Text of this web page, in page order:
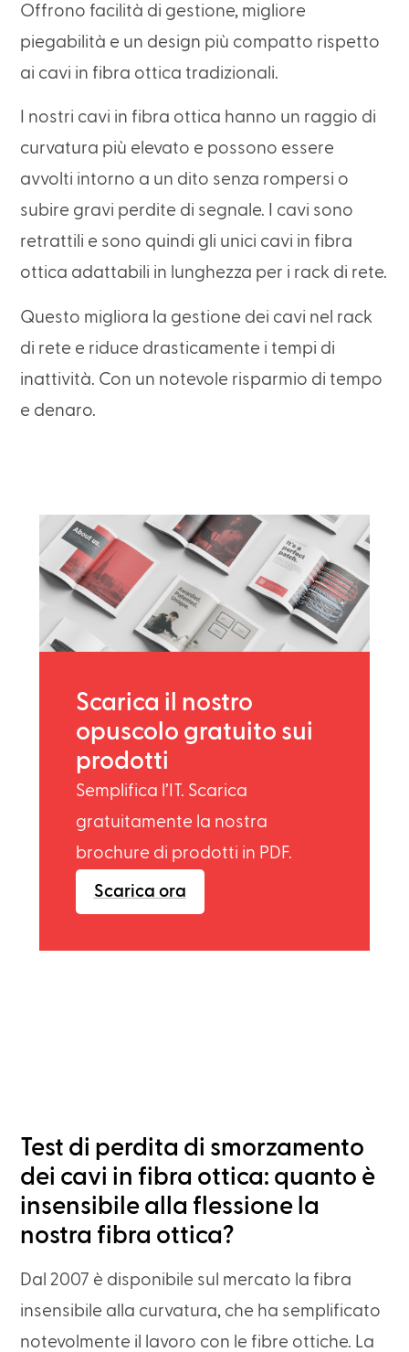
Offrono facilità di gestione, migliore
piegabilità e un design più compatto rispetto
ai cavi in fibra ottica tradizionali.
I nostri cavi in fibra ottica hanno un raggio di
curvatura più elevato e possono essere
avvolti intorno a un dito senza rompersi o
subire gravi perdite di segnale. I cavi sono
retrattili e sono quindi gli unici cavi in fibra
ottica adattabili in lunghezza per i rack di rete.
Questo migliora la gestione dei cavi nel rack
di rete e riduce drasticamente i tempi di
inattività. Con un notevole risparmio di tempo
e denaro.
Scarica il nostro
opuscolo gratuito sui
prodotti
Semplifica l’IT. Scarica
gratuitamente la nostra
brochure di prodotti in PDF.
Scarica ora
Test di perdita di smorzamento
dei cavi in fibra ottica: quanto è
insensibile alla flessione la
nostra fibra ottica?
Dal 2007 è disponibile sul mercato la fibra
insensibile alla curvatura, che ha semplificato
notevolmente il lavoro con le fibre ottiche. La